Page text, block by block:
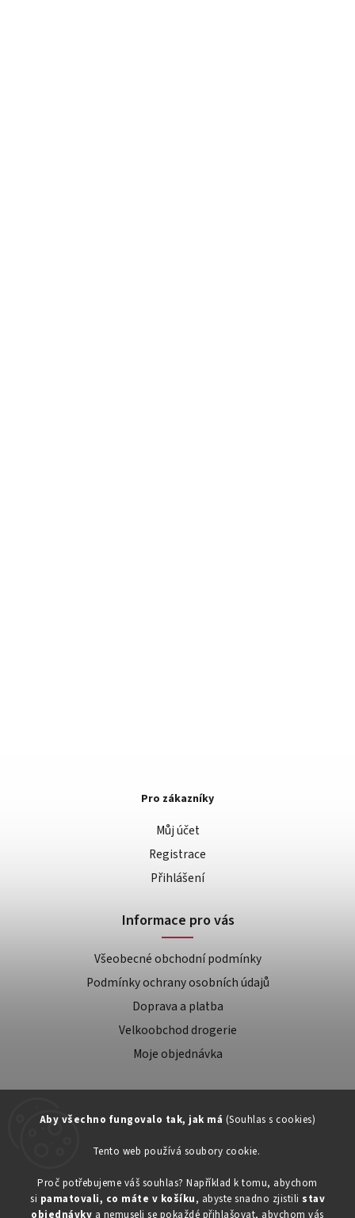
Aby všechno fungovalo tak, jak má (Souhlas s cookies)
Tento web používá soubory cookie.
Proč potřebujeme váš souhlas? Například k tomu, abychom
si pamatovali, co máte v košíku, abyste snadno zjistili stav
objednávky a nemuseli se pokaždé přihlašovat, abychom vás
734603917
Pro zákazníky
Můj účet
Registrace
Přihlášení
Informace pro vás
Všeobecné obchodní podmínky
Podmínky ochrany osobních údajů
Doprava a platba
Velkoobchod drogerie
Moje objednávka